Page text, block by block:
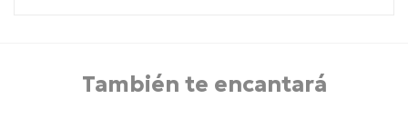
También te encantará